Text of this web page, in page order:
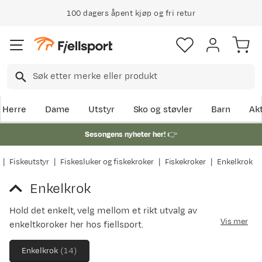
100 dagers åpent kjøp og fri retur
Herre Dame Utstyr Sko og støvler Barn
Sesongens nyheter her!👉
Fiskeutstyr Fiskesluker og fiskekroker Fiskekroker Enkelkrok
Enkelkrok
Hold det enkelt, velg mellom et rikt utvalg av
enkeltkoroker her hos fjellsport.
Vis mer
Enkelkrok (14)